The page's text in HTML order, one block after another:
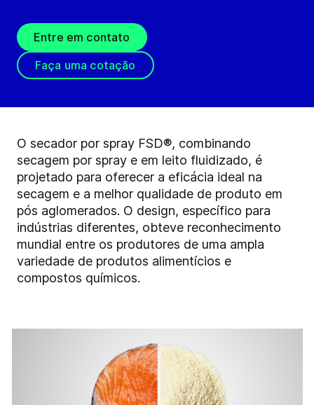
Entre em contato
Faça uma cotação
O secador por spray FSD®, combinando
secagem por spray e em leito fluidizado, é
projetado para oferecer a eficácia ideal na
secagem e a melhor qualidade de produto em
pós aglomerados. O design, específico para
indústrias diferentes, obteve reconhecimento
mundial entre os produtores de uma ampla
variedade de produtos alimentícios e
compostos químicos.